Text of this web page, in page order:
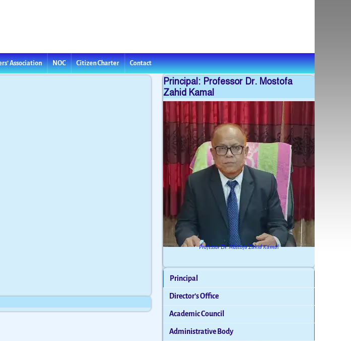
Association NOC Citizen Charter Contact
Principal: Professor Dr. Mostofa
Zahid Kamal
Professor Dr. Mostofa Zahid Kamal
Principal
Director’s Office
Academic Council
Administrative Body